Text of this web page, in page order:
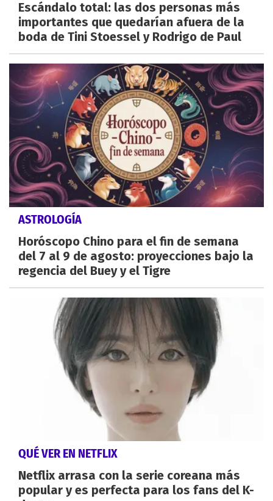
Escándalo total: las dos personas más
importantes que quedarían afuera de la
boda de Tini Stoessel y Rodrigo de Paul
ASTROLOGÍA
Horóscopo Chino para el fin de semana
del 7 al 9 de agosto: proyecciones bajo la
regencia del Buey y el Tigre
QUÉ VER EN NETFLIX
Netflix arrasa con la serie coreana más
popular y es perfecta para los fans del K-